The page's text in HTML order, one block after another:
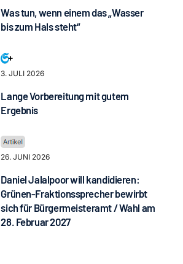
Was tun, wenn einem das „Wasser
bis zum Hals steht“
3. JULI 2026
Lange Vorbereitung mit gutem
Ergebnis
26. JUNI 2026
Daniel Jalalpoor will kandidieren:
Grünen-Fraktionssprecher bewirbt
sich für Bürgermeisteramt / Wahl am
28. Februar 2027